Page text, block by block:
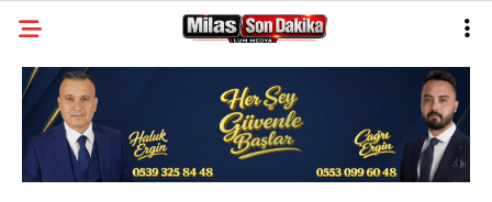
19.8
GALERİ YAZARLAR
MILAS